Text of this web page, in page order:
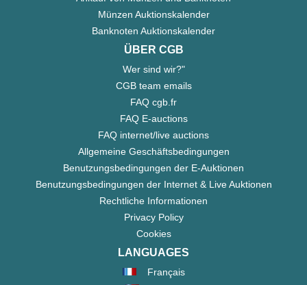
Münzen Auktionskalender
Banknoten Auktionskalender
ÜBER CGB
Wer sind wir?"
CGB team emails
FAQ cgb.fr
FAQ E-auctions
FAQ internet/live auctions
Allgemeine Geschäftsbedingungen
Benutzungsbedingungen der E-Auktionen
Benutzungsbedingungen der Internet & Live Auktionen
Rechtliche Informationen
Privacy Policy
Cookies
LANGUAGES
Français